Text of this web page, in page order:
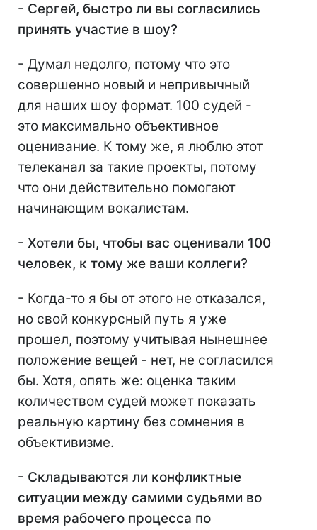
- Сергей, быстро ли вы согласились
принять участие в шоу?
- Думал недолго, потому что это
совершенно новый и непривычный
для наших шоу формат. 100 судей -
это максимально объективное
оценивание. К тому же, я люблю этот
телеканал за такие проекты, потому
что они действительно помогают
начинающим вокалистам.
- Хотели бы, чтобы вас оценивали 100
человек, к тому же ваши коллеги?
- Когда-то я бы от этого не отказался,
но свой конкурсный путь я уже
прошел, поэтому учитывая нынешнее
положение вещей - нет, не согласился
бы. Хотя, опять же: оценка таким
количеством судей может показать
реальную картину без сомнения в
объективизме.
- Складываются ли конфликтные
ситуации между самими судьями во
время рабочего процесса по